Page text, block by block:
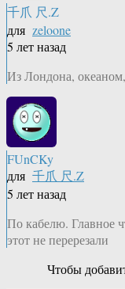
千爪 尺.Z
для zeloone
5 лет назад
Из Лондона,
FUnCKy
для 千爪 尺.Z
5 лет назад
По кабелю. Главное
этот не перерезали
Чтобы